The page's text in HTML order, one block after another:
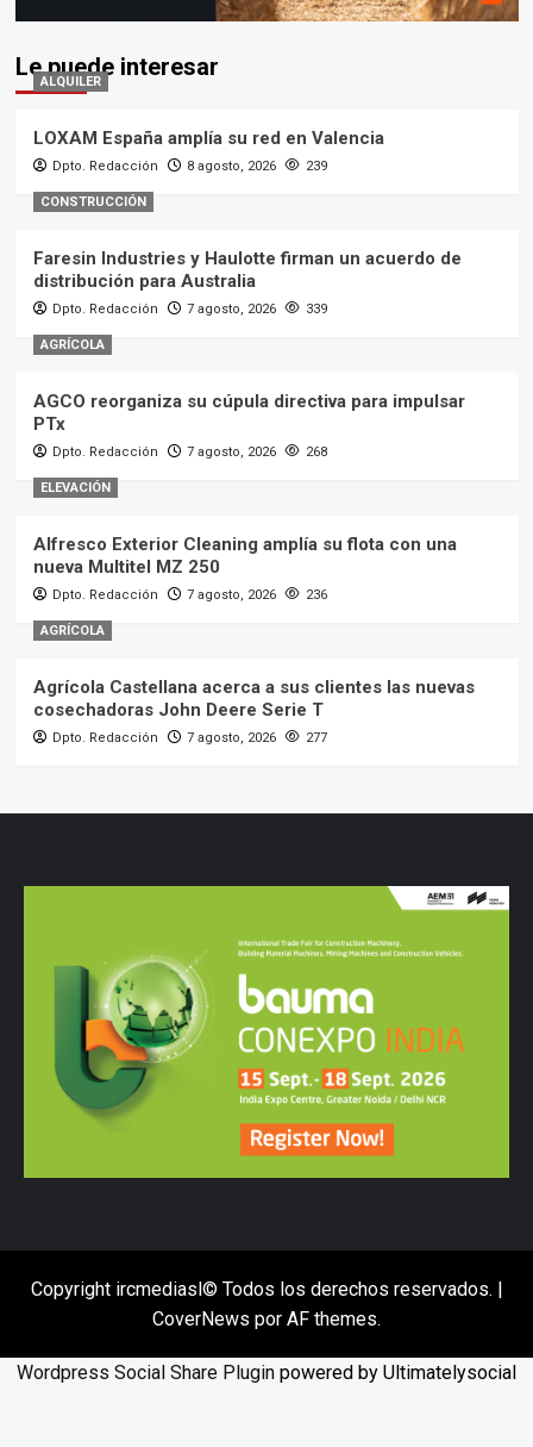
Le puede interesar
ALQUILER
LOXAM España amplía su red en Valencia
Dpto. Redacción 8 agosto, 2026 239
CONSTRUCCIÓN
Faresin Industries y Haulotte firman un acuerdo de
distribución para Australia
Dpto. Redacción 7 agosto, 2026 339
AGRÍCOLA
AGCO reorganiza su cúpula directiva para impulsar
PTx
Dpto. Redacción 7 agosto, 2026 268
ELEVACIÓN
Alfresco Exterior Cleaning amplía su flota con una
nueva Multitel MZ 250
Dpto. Redacción 7 agosto, 2026 236
AGRÍCOLA
Agrícola Castellana acerca a sus clientes las nuevas
cosechadoras John Deere Serie T
Dpto. Redacción 7 agosto, 2026 277
Copyright ircmediasl© Todos los derechos reservados. |
CoverNews por AF themes.
Wordpress Social Share Plugin powered by Ultimatelysocial